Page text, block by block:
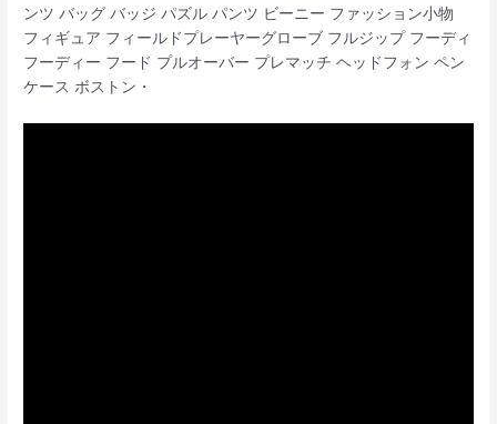
ンツ バッグ バッジ パズル パンツ ビーニー ファッション小物
フィギュア フィールドプレーヤーグローブ フルジップ フーディ
フーディー フード プルオーバー プレマッチ ヘッドフォン ペン
ケース ボストン・